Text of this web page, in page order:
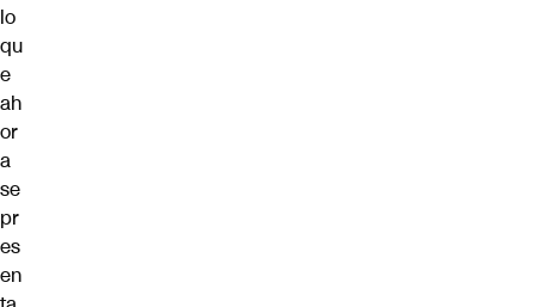
lo
qu
e
ah
or
a
se
pr
es
en